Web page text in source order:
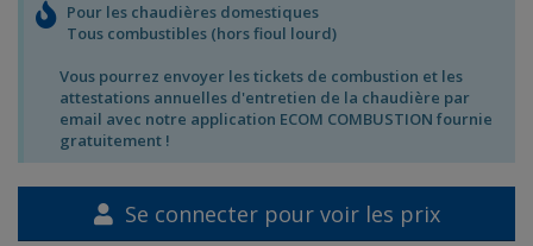
Pour les chaudières domestiques
Tous combustibles (hors fioul lourd)
Vous pourrez envoyer les tickets de combustion et les
attestations annuelles d'entretien de la chaudière par
email avec notre application ECOM COMBUSTION fournie
gratuitement !
Se connecter pour voir les prix